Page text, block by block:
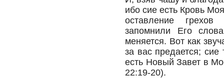
ибо сие есть Кровь
оставление
запомнили Его
меняется. Вот как
за вас предается;
есть Новый Завет в
22:19-20).